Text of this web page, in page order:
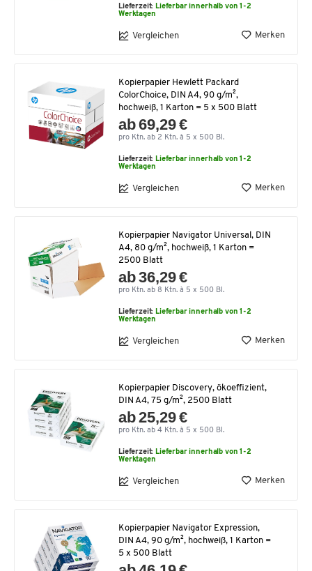
Lieferzeit:Lieferbar innerhalb von 1-2
Werktagen
Vergleichen Merken
Kopierpapier Hewlett Packard
ColorChoice, DIN A4, 90 g/m²,
hochweiß, 1 Karton = 5 x 500 Blatt
ab 69,29 €
pro Ktn. ab 2 Ktn. à 5 x 500 Bl.
Lieferzeit:Lieferbar innerhalb von 1-2
Werktagen
Vergleichen Merken
Kopierpapier Navigator Universal, DIN
A4, 80 g/m², hochweiß, 1 Karton =
2500 Blatt
ab 36,29 €
pro Ktn. ab 8 Ktn. à 5 x 500 Bl.
Lieferzeit:Lieferbar innerhalb von 1-2
Werktagen
Vergleichen Merken
Kopierpapier Discovery, ökoeffizient,
DIN A4, 75 g/m², 2500 Blatt
ab 25,29 €
pro Ktn. ab 4 Ktn. à 5 x 500 Bl.
Lieferzeit:Lieferbar innerhalb von 1-2
Werktagen
Vergleichen Merken
Kopierpapier Navigator Expression,
DIN A4, 90 g/m², hochweiß, 1 Karton =
5 x 500 Blatt